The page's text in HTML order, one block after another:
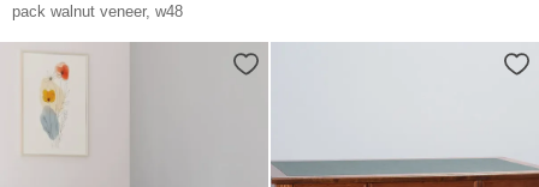
pack walnut veneer, w48